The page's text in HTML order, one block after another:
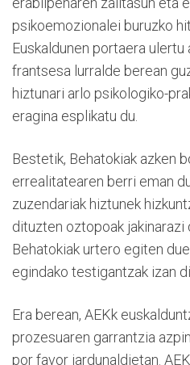
psikoemozionalei buruzko
Euskaldunen portaera
frantsesa lurralde berean
hiztunari arlo psikologiko-
eragina esplikatu du.
Bestetik, Behatokiak azken
errealitatearen berri eman
zuzendariak hiztunek
dituzten oztopoak jakinarazi
Behatokiak urtero egiten
egindako testigantzak izan
Era berean, AEKk
prozesuaren garrantzia
por favor jardunaldietan.